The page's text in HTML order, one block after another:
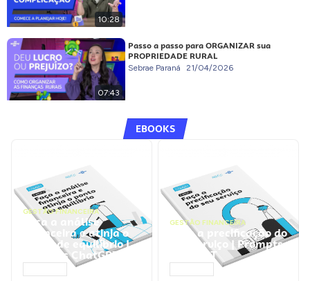
10:28
07:43
Passo a passo para ORGANIZAR sua
PROPRIEDADE RURAL
Sebrae Paraná 21/04/2026
EBOOKS
GESTÃO FINANCEIRA
Faça a análise
financeira e atinja o
ponto de equilíbrio |
Prompts ChatGPT
GESTÃO FINANCEIRA
Faça a precificação do
seu serviço | Prompts
ChatGPT